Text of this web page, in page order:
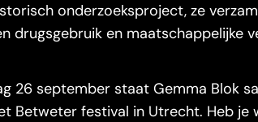
onderzoeksproject, ze
drugsgebruik en maatschappelijke
26 september staat Gemma Blok
Betweter festival in Utrecht. Heb je